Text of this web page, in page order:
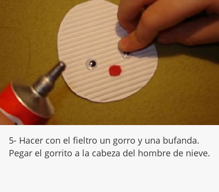
5- Hacer con el fieltro un gorro y una bufanda.
Pegar el gorrito a la cabeza del hombre de nieve.